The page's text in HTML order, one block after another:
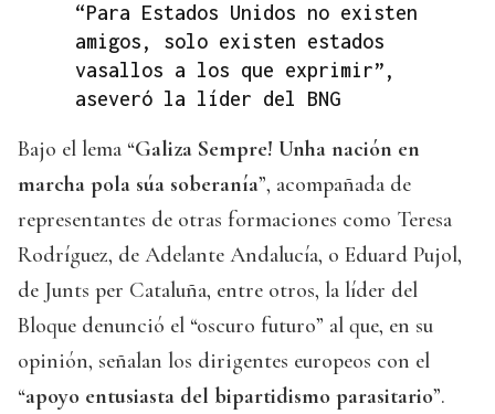
“Para Estados Unidos no existen
amigos, solo existen estados
vasallos a los que exprimir”,
aseveró la líder del BNG
Bajo el lema “Galiza Sempre! Unha nación en
marcha pola súa soberanía”, acompañada de
representantes de otras formaciones como Teresa
Rodríguez, de Adelante Andalucía, o Eduard Pujol,
de Junts per Cataluña, entre otros, la líder del
Bloque denunció el “oscuro futuro” al que, en su
opinión, señalan los dirigentes europeos con el
“apoyo entusiasta del bipartidismo parasitario”.